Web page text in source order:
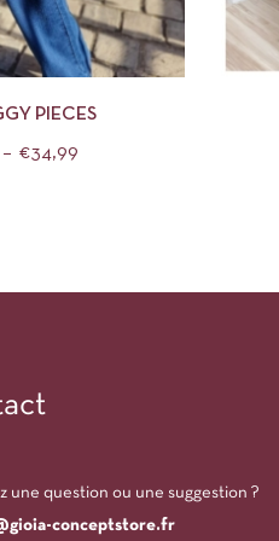
CHOIX DES OPTIONS
PIECES
– €34,99
une question ou une suggestion ?
conceptstore.fr